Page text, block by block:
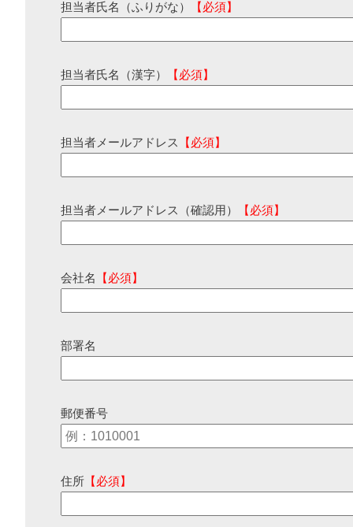
担当者氏名（ふりがな） 【必須】
担当者氏名（漢字） 【必須】
担当者メールアドレス 【必須】
担当者メールアドレス（確認用） 【必須】
会社名 【必須】
部署名
郵便番号
住所 【必須】